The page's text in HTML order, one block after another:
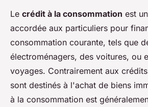
Le crédit à la consommation est
accordée aux particuliers pour
consommation courante, tels que
électroménagers, des voitures, ou
voyages. Contrairement aux
sont destinés à l'achat de biens
à la consommation est